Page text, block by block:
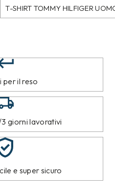
T-SHIRT TOMMY HILFIGER
per il reso
giorni lavorativi
e super sicuro